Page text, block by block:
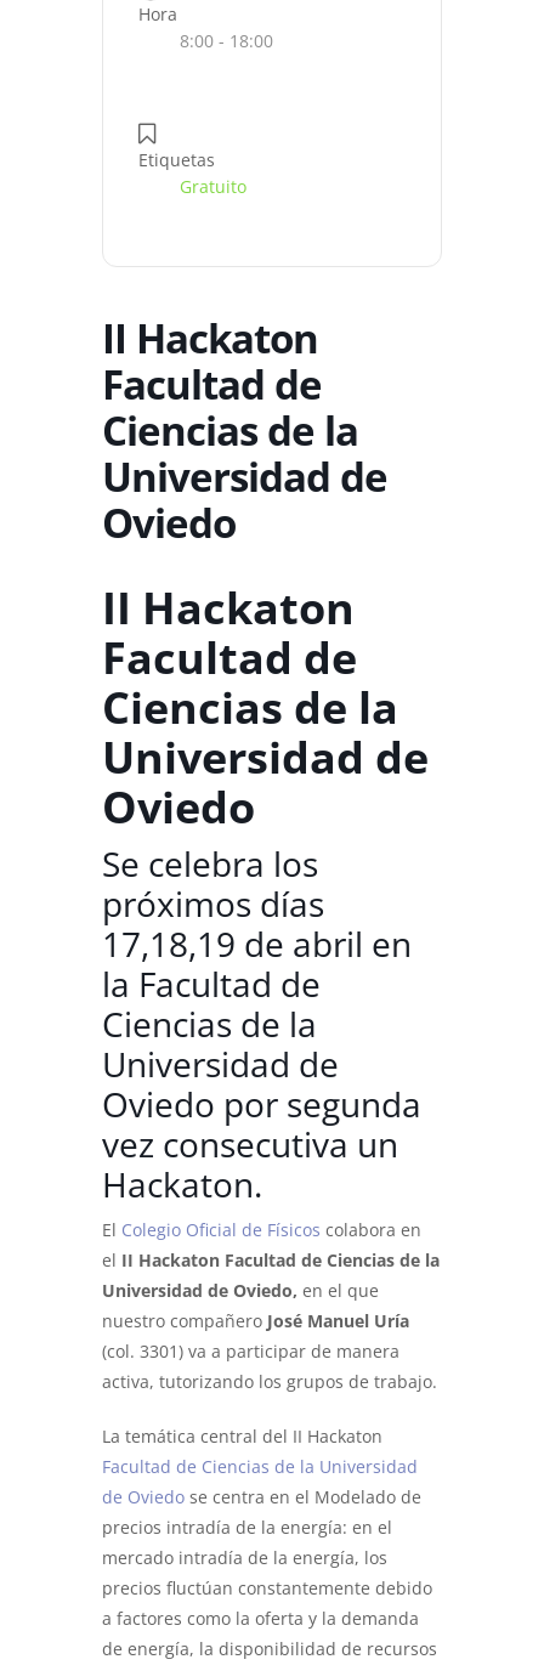
Hora
8:00 - 18:00
Etiquetas
Gratuito
II Hackaton
Facultad de
Ciencias de la
Universidad de
Oviedo
II Hackaton
Facultad de
Ciencias de la
Universidad de
Oviedo
Se celebra los
próximos días
17,18,19 de abril en
la Facultad de
Ciencias de la
Universidad de
Oviedo por segunda
vez consecutiva un
Hackaton.
El Colegio Oficial de Físicos colabora en
el II Hackaton Facultad de Ciencias de la
Universidad de Oviedo, en el que
nuestro compañero José Manuel Uría
(col. 3301) va a participar de manera
activa, tutorizando los grupos de trabajo.
La temática central del II Hackaton
Facultad de Ciencias de la Universidad
de Oviedo se centra en el Modelado de
precios intradía de la energía: en el
mercado intradía de la energía, los
precios fluctúan constantemente debido
a factores como la oferta y la demanda
de energía, la disponibilidad de recursos